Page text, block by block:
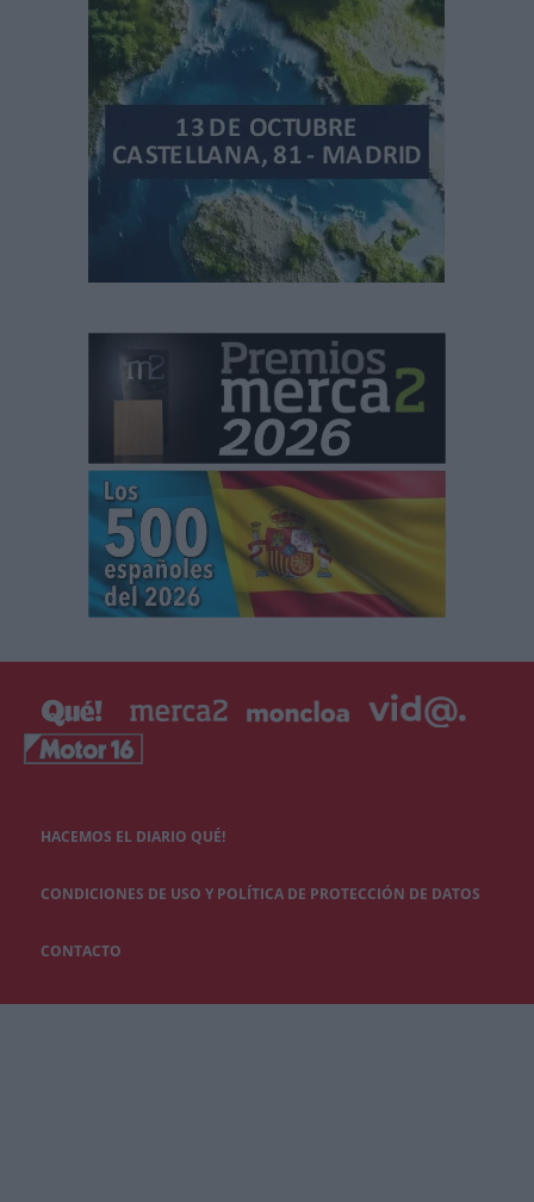
HACEMOS EL DIARIO QUÉ!
CONDICIONES DE USO Y POLÍTICA DE PROTECCIÓN DE DATOS
CONTACTO